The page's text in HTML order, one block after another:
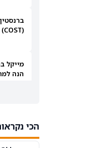
הנה
הכי